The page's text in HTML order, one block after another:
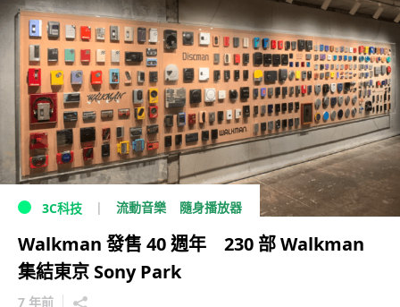
3C科技 流動音樂 隨身播放器
Walkman 發售 40 週年 230 部 Walkman
集結東京 Sony Park
7 年前